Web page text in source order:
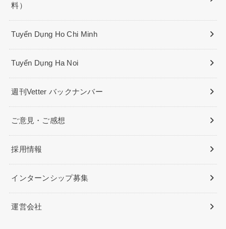
料）
Tuyển Dụng Ho Chi Minh
Tuyển Dụng Ha Noi
週刊Vetter バックナンバー
ご意見・ご感想
採用情報
インターンシップ募集
運営会社